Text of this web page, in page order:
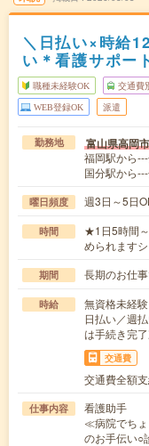
＼日払い×時給
い＊看護サポー
職種未経験OK 交通費
WEB登録OK 派遣
勤務地 富山県高岡市
福岡駅から
国分駅から
曜日頻度 週3日～5日
時間
★1日5時間
められます
期間 長期のお仕
時給
無資格未経
日払い／週
は手続き完
交通費
交通費全額
仕事内容
看護助手
≪病院でち
のお手伝い○